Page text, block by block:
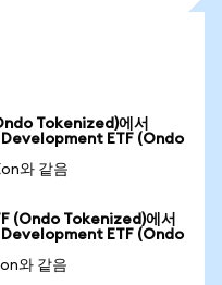
Tokenized)에서
ETF (Ondo
와 같음
(Ondo Tokenized)에서
ETF (Ondo
와 같음